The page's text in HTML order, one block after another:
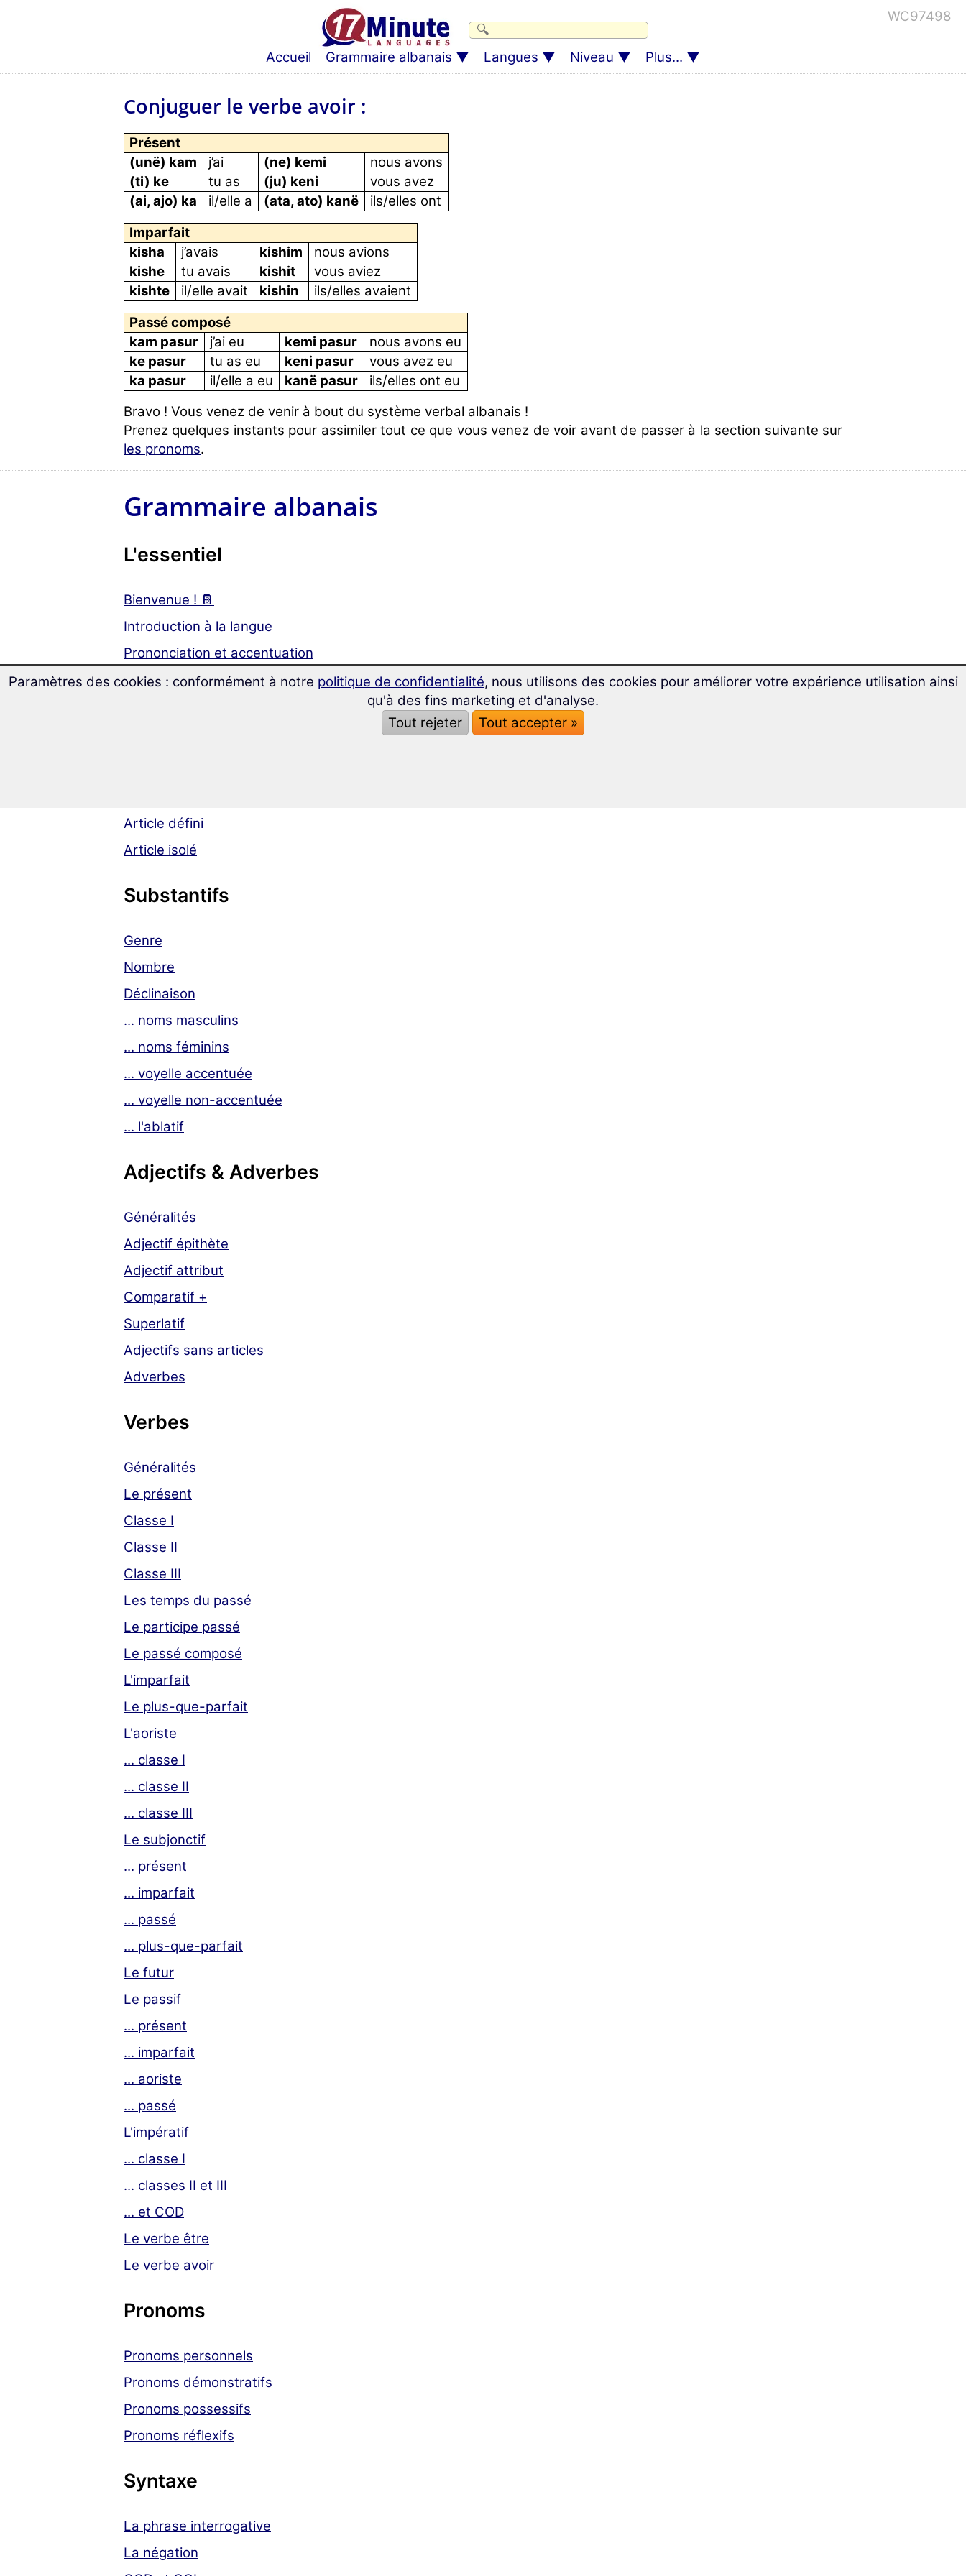
Accueil Grammaire albanais Langues Niveau Plus...
WC97498
Conjuguer le verbe avoir :
Présent
(unë) kam
j’ai (ne) kemi
nous avons
(ti) ke
tu as (ju) keni
vous avez
(ai, ajo) ka
il/elle a (ata, ato) kanë
ils/elles ont
Imparfait
kisha
j’avais kishim
nous avions
kishe
tu avais kishit
vous aviez
kishte
il/elle avait kishin
ils/elles avaient
Passé composé
kam pasur
j’ai eu kemi pasur
nous avons eu
ke pasur
tu as eu keni pasur
vous avez eu
ka pasur
il/elle a eu kanë pasur
ils/elles ont eu
Bravo ! Vous venez de venir à bout du système verbal albanais !
Prenez quelques instants pour assimiler tout ce que vous venez de voir avant de passer à la section suivante sur
les pronoms.
Grammaire albanais
L'essentiel
Bienvenue ! 📔
Introduction à la langue
Prononciation et accentuation
Article défini
Article isolé
Substantifs
Genre
Nombre
Déclinaison
... noms masculins
... noms féminins
... voyelle accentuée
... voyelle non-accentuée
... l'ablatif
Adjectifs & Adverbes
Généralités
Adjectif épithète
Adjectif attribut
Comparatif +
Superlatif
Adjectifs sans articles
Adverbes
Verbes
Généralités
Le présent
Classe I
Classe II
Classe III
Les temps du passé
Le participe passé
Le passé composé
L'imparfait
Le plus-que-parfait
L'aoriste
... classe I
... classe II
... classe III
Le subjonctif
... présent
... imparfait
... passé
... plus-que-parfait
Le futur
Le passif
... présent
... imparfait
... aoriste
... passé
L'impératif
... classe I
... classes II et III
... et COD
Le verbe être
Le verbe avoir
Pronoms
Pronoms personnels
Pronoms démonstratifs
Pronoms possessifs
Pronoms réflexifs
Syntaxe
La phrase interrogative
La négation
Paramètres des cookies : conformément à notre politique de confidentialité, nous utilisons des cookies pour améliorer votre expérience utilisation ainsi
qu'à des fins marketing et d'analyse.
Tout rejeter
Tout accepter »